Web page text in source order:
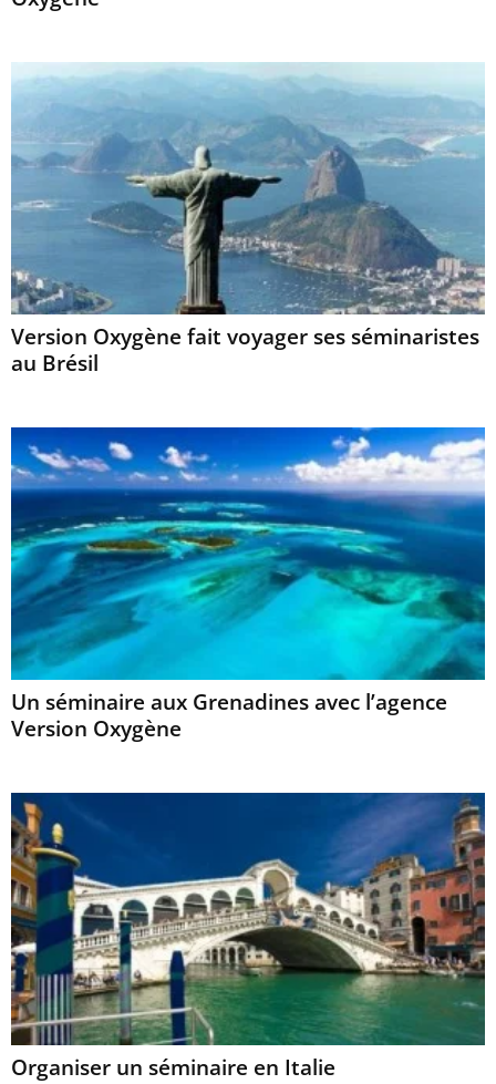
Version Oxygène fait voyager ses séminaristes
au Brésil
Un séminaire aux Grenadines avec l’agence
Version Oxygène
Organiser un séminaire en Italie